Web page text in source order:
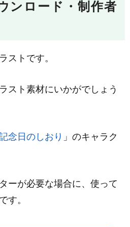
ンロード・制作者
ストです。
スト素材にいかがでしょう
念日のしおり 」のキャラク
ーが必要な場合に、使って
す。